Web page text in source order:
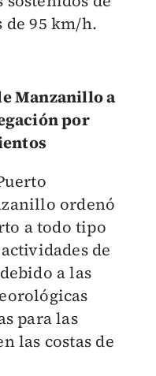
de 95 km/h.
Manzanillo a
por
ordenó
a todo tipo
de
a las
para las
las costas de